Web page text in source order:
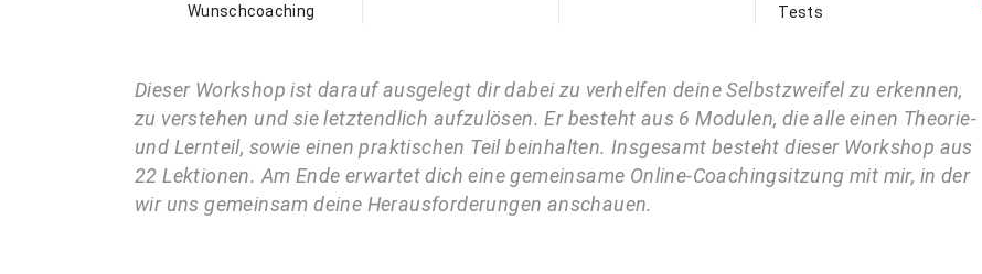
Wunschcoaching
Tests
Dieser Workshop ist darauf ausgelegt dir dabei zu verhelfen deine Selbstzweifel zu erkennen,
zu verstehen und sie letztendlich aufzulösen. Er besteht aus 6 Modulen, die alle einen Theorie-
und Lernteil, sowie einen praktischen Teil beinhalten. Insgesamt besteht dieser Workshop aus
22 Lektionen. Am Ende erwartet dich eine gemeinsame Online-Coachingsitzung mit mir, in der
wir uns gemeinsam deine Herausforderungen anschauen.